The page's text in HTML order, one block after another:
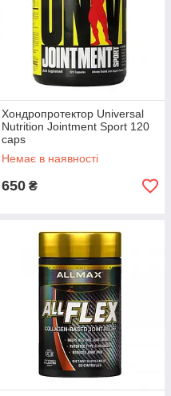
Хондропротектор Universal
Nutrition Jointment Sport 120
caps
Немає в наявності
650 ₴